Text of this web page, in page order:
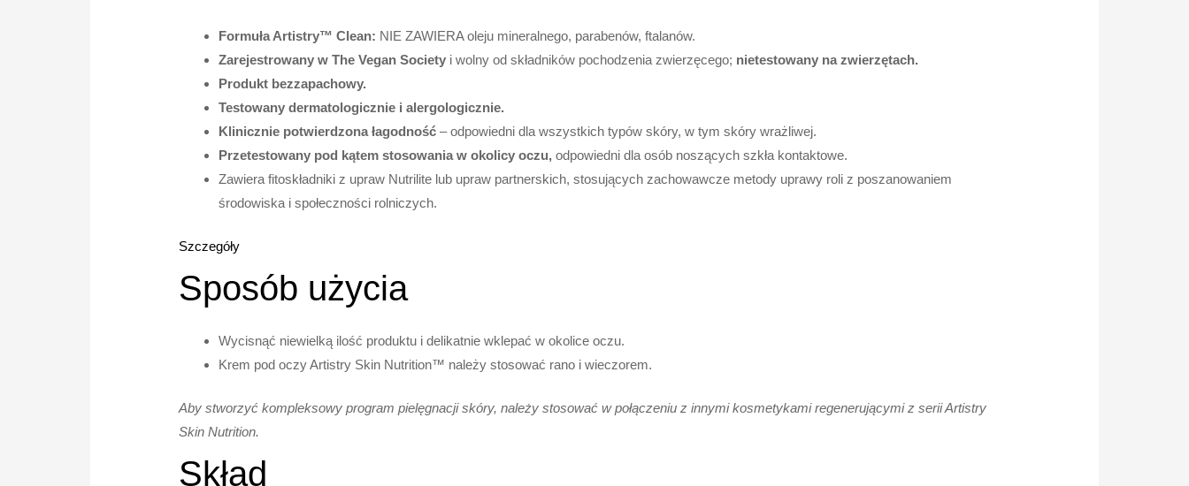
Formuła Artistry™ Clean: NIE ZAWIERA oleju mineralnego, parabenów, ftalanów.
Zarejestrowany w The Vegan Society i wolny od składników pochodzenia zwierzęcego; nietestowany na zwierzętach.
Produkt bezzapachowy.
Testowany dermatologicznie i alergologicznie.
Klinicznie potwierdzona łagodność – odpowiedni dla wszystkich typów skóry, w tym skóry wrażliwej.
Przetestowany pod kątem stosowania w okolicy oczu, odpowiedni dla osób noszących szkła kontaktowe.
Zawiera fitoskładniki z upraw Nutrilite lub upraw partnerskich, stosujących zachowawcze metody uprawy roli z poszanowaniem
środowiska i społeczności rolniczych.
Szczegóły
Sposób użycia
Wycisnąć niewielką ilość produktu i delikatnie wklepać w okolice oczu.
Krem pod oczy Artistry Skin Nutrition™ należy stosować rano i wieczorem.
Aby stworzyć kompleksowy program pielęgnacji skóry, należy stosować w połączeniu z innymi kosmetykami regenerującymi z serii Artistry
Skin Nutrition.
Skład